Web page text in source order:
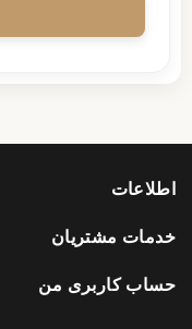
اطلاعات
خدمات مشتریان
حساب کاربری من